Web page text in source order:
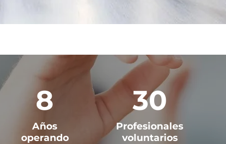
8
Años
operando
30
Profesionales
voluntarios